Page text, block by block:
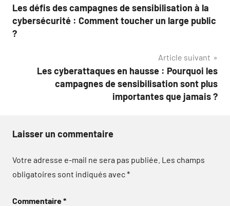
de
l’article
Les défis des campagnes de sensibilisation à la
cybersécurité : Comment toucher un large public
?
Article suivant
Les cyberattaques en hausse : Pourquoi les
campagnes de sensibilisation sont plus
importantes que jamais ?
Laisser un commentaire
Votre adresse e-mail ne sera pas publiée. Les champs
obligatoires sont indiqués avec*
Commentaire*